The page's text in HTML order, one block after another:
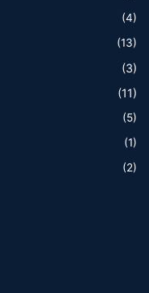
(4)
(13)
(3)
(11)
(5)
(1)
(2)